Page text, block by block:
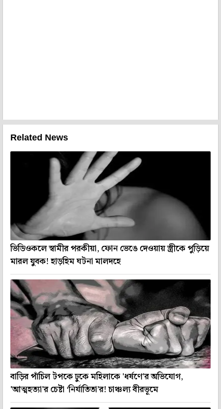
Related News
ভিডিওকলে স্বামীর পরকীয়া, ফোন ভেঙে দেওয়ায় স্ত্রীকে পুড়িয়ে
মারল যুবক! হাড়হিম ঘটনা মালদহে
বাড়ির পাঁচিল টপকে ঢুকে মহিলাকে 'ধর্ষণে'র অভিযোগ,
'আত্মহত্যা'র চেষ্টা ‘নির্যাতিতা’র! চাঞ্চল্য বীরভূমে